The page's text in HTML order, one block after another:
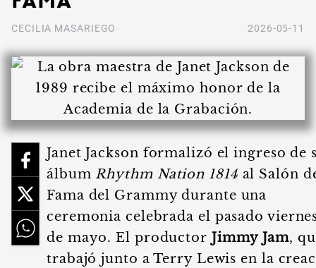
CECILIA MASARIEGO 2026-05-11
Janet Jackson formalizó el ingreso de
álbum Rhythm Nation 1814 al Salón
Fama del Grammy durante una
ceremonia celebrada el pasado
de mayo. El productor Jimmy Jam,
trabajó junto a Terry Lewis en la